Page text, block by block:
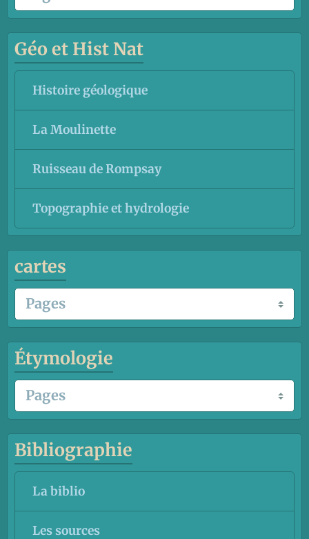
Géo et Hist Nat
Histoire géologique
La Moulinette
Ruisseau de Rompsay
Topographie et hydrologie
cartes
Étymologie
Bibliographie
La biblio
Les sources